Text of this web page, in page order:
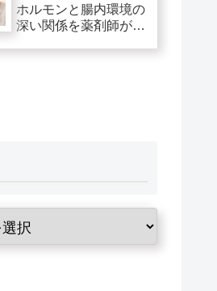
ホルモンと腸内環境の
深い関係を薬剤師が解